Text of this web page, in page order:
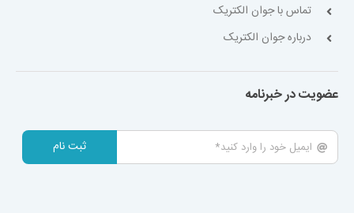
تماس با جوان الکتریک
درباره جوان الکتریک
عضویت در خبرنامه
ثبت نام